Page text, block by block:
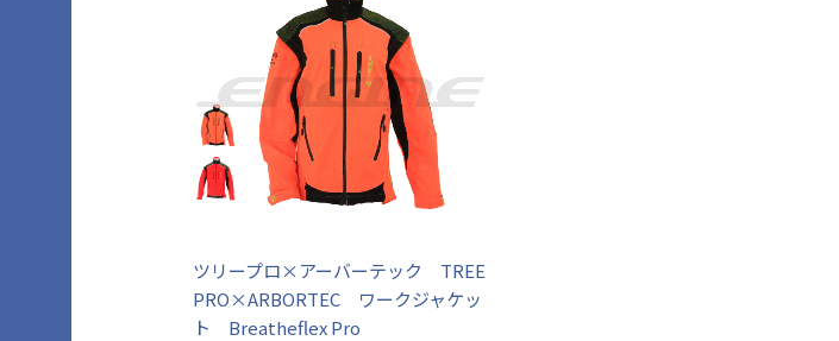
ツリープロ×アーバーテック TREE
PRO×ARBORTEC ワークジャケッ
ト Breatheflex Pro